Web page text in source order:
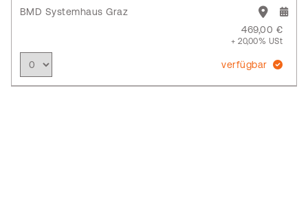
BMD Systemhaus Graz
469,00 €
+ 20,00% USt
verfügbar